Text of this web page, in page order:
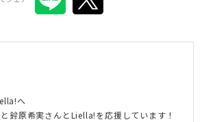
へ
鈴原希実さんとLiella!を応援しています！